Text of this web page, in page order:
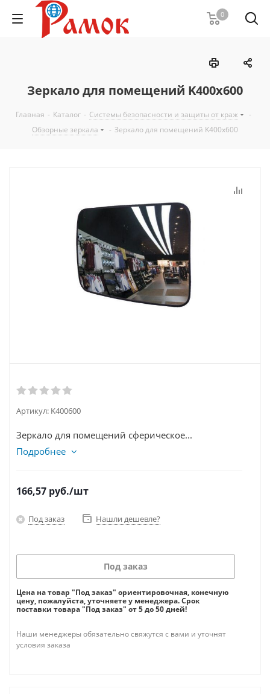
0
Зеркало для помещений K400х600
Главная - Каталог - Системы безопасности и защиты от краж
-
Обзорные зеркала
- Зеркало для помещений K400х600
Артикул: K400600
Зеркало для помещений сферическое...
Подробнее
166,57 руб./шт
Под заказ Нашли дешевле?
Под заказ
Цена на товар "Под заказ" ориентировочная, конечную
цену, пожалуйста, уточняете у менеджера. Срок
поставки товара "Под заказ" от 5 до 50 дней!
Наши менеджеры обязательно свяжутся с вами и уточнят
условия заказа